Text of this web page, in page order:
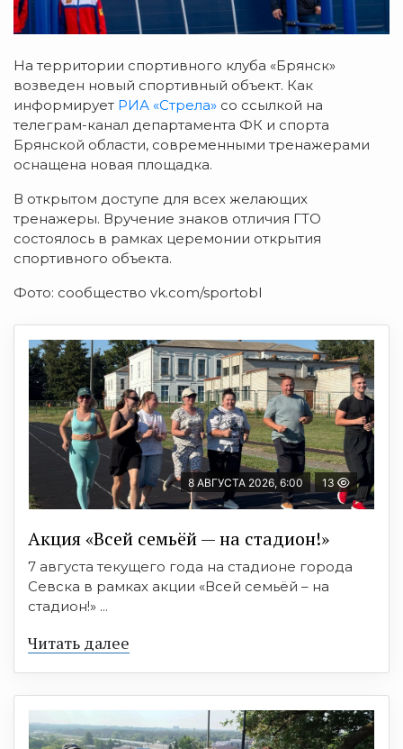
На территории спортивного клуба «Брянск»
возведен новый спортивный объект. Как
информирует РИА «Стрела» со ссылкой на
телеграм-канал департамента ФК и спорта
Брянской области, современными тренажерами
оснащена новая площадка.
В открытом доступе для всех желающих
тренажеры. Вручение знаков отличия ГТО
состоялось в рамках церемонии открытия
спортивного объекта.
Фото: сообщество vk.com/sportobl
8 АВГУСТА 2026, 6:00 13
Акция «Всей семьёй — на стадион!»
7 августа текущего года на стадионе города
Севска в рамках акции «Всей семьёй – на
стадион!» ...
Читать далее